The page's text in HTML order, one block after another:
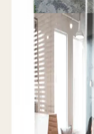
Blog
Cómo los
Reducir su
OTA y
Directas
3 de marzo de
Teo Yordanov